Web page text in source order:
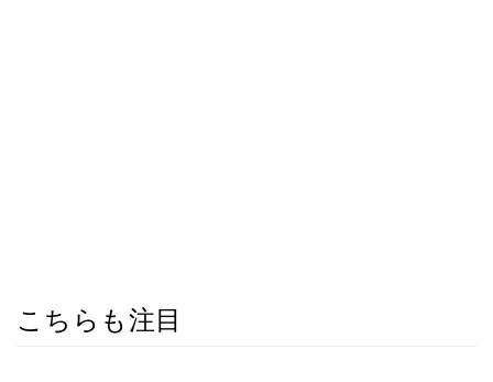
こちらも注目